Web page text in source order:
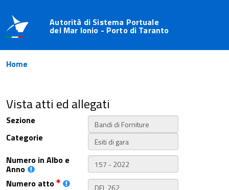
Autorità di Sistema Portuale
del Mar Ionio - Porto di Taranto
Home
Vista atti ed allegati
Sezione
Categorie
Numero in Albo e
Anno
Numero atto